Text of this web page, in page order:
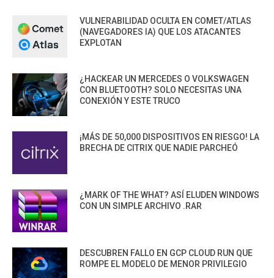
VULNERABILIDAD OCULTA EN COMET/ATLAS
(NAVEGADORES IA) QUE LOS ATACANTES
EXPLOTAN
¿HACKEAR UN MERCEDES O VOLKSWAGEN
CON BLUETOOTH? SOLO NECESITAS UNA
CONEXIÓN Y ESTE TRUCO
¡MÁS DE 50,000 DISPOSITIVOS EN RIESGO! LA
BRECHA DE CITRIX QUE NADIE PARCHEÓ
¿MARK OF THE WHAT? ASÍ ELUDEN WINDOWS
CON UN SIMPLE ARCHIVO .RAR
DESCUBREN FALLO EN GCP CLOUD RUN QUE
ROMPE EL MODELO DE MENOR PRIVILEGIO